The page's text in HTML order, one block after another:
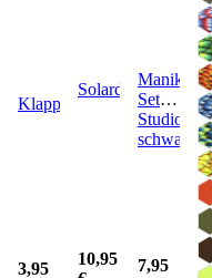
Klappbürste
3,95
Solardusche
10,95
Maniküre-
Set
Studio
schwarz
7,95